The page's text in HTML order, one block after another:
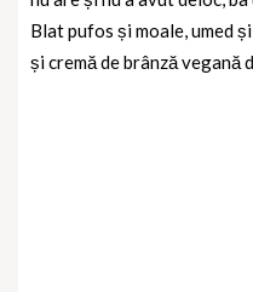
Blat pufos și moale, umed
și cremă de brânză vegană